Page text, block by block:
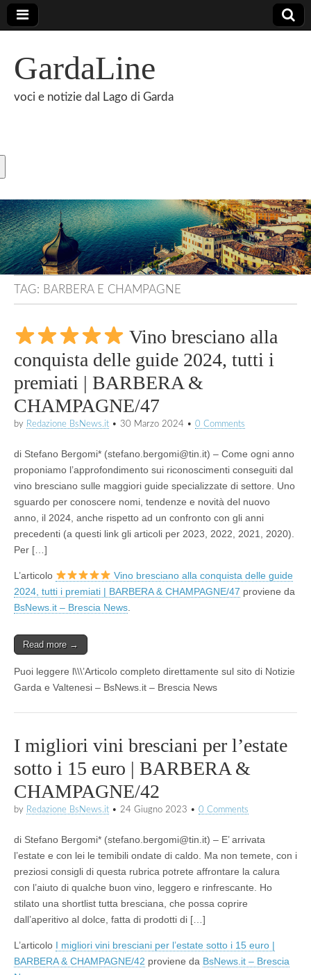
GardaLine
voci e notizie dal Lago di Garda
TAG: BARBERA E CHAMPAGNE
Vino bresciano alla
conquista delle guide 2024, tutti i
premiati | BARBERA &
CHAMPAGNE/47
by Redazione BsNews.it • 30 Marzo 2024 • 0 Comments
di Stefano Bergomi* (stefano.bergomi@tin.it) – Come ogni anno
proponiamo l’approfondimento sui riconoscimenti conseguiti dal
vino bresciano sulle maggiori guide specializzate di settore. Uno
sguardo per conoscere nomi, tendenze e novità del nuovo
anno, il 2024, anche rispetto ad un confronto con gli anni
precedenti (a questi link gli articoli per 2023, 2022, 2021, 2020).
Per […]
L’articolo
Vino bresciano alla conquista delle guide
2024, tutti i premiati | BARBERA & CHAMPAGNE/47 proviene da
BsNews.it – Brescia News
Read more →
Puoi leggere l\\\’Articolo completo direttamente sul sito di Notizie
Garda e Valtenesi – BsNews.it – Brescia News
I migliori vini bresciani per l’estate
sotto i 15 euro | BARBERA &
CHAMPAGNE/42
by Redazione BsNews.it • 24 Giugno 2023 • 0 Comments
di Stefano Bergomi* (stefano.bergomi@tin.it) – E’ arrivata
l’estate e con lei le temibili ondate di caldo. Ma non temete, con i
preziosi consigli di questa rubrica potrete affrontare la calura
con l’aiuto di qualche buon vino, leggero e rinfrescante. Ho
stilato una shortlist tutta bresciana, che possa coprire
dall’aperitivo al dolce, fatta di prodotti di […]
L’articolo I migliori vini bresciani per l’estate sotto i 15 euro |
BARBERA & CHAMPAGNE/42 proviene da BsNews.it – Brescia